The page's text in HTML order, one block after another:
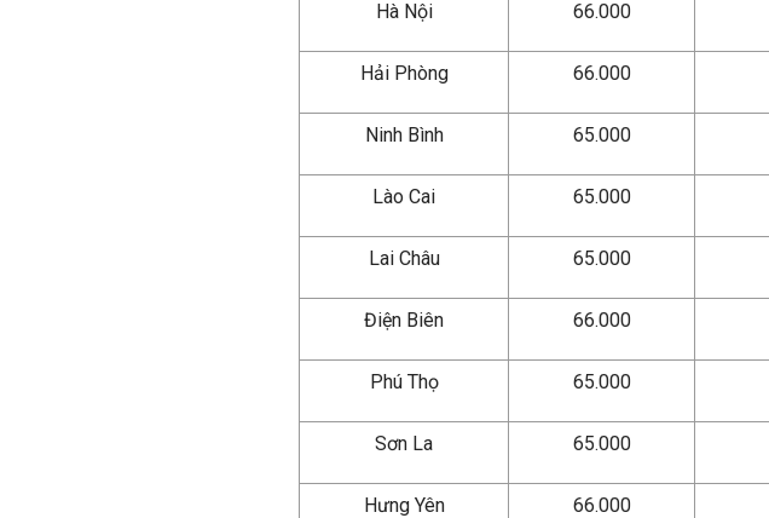
Hà Nội 66.000
Hải Phòng 66.000
Ninh Bình 65.000
Lào Cai 65.000
Lai Châu 65.000
Điện Biên 66.000
Phú Thọ 65.000
Sơn La 65.000
Hưng Yên 66.000